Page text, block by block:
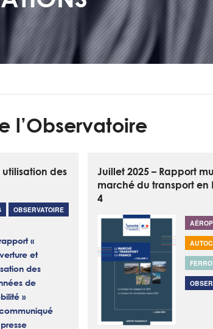
l’Observatoire
utilisation des
OBSERVATOIRE
«
et
des
de
»
communiqué
Juillet 2025 – Rapport
marché du transport en
4